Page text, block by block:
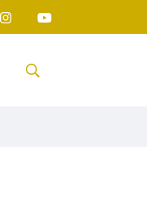
RECHERCHE